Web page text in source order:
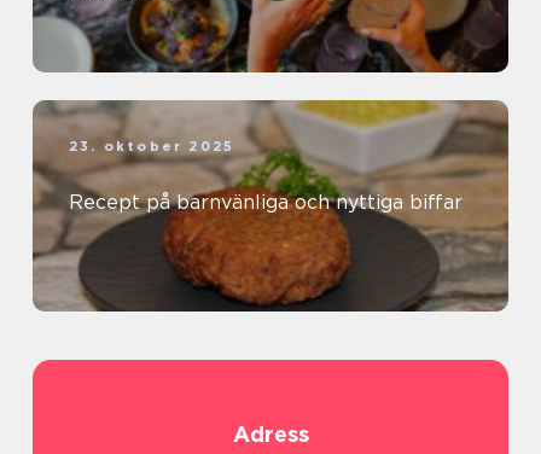
23. oktober 2025
Recept på barnvänliga och nyttiga biffar
Adress